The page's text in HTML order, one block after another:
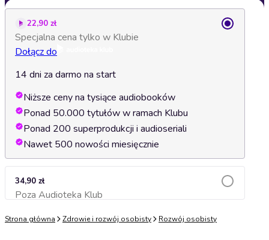
22,90 zł
Specjalna cena tylko w Klubie
Dołącz do
14 dni za darmo na start
Niższe ceny na tysiące audiobooków
Ponad 50.000 tytułów w ramach Klubu
Ponad 200 superprodukcji i audioseriali
Nawet 500 nowości miesięcznie
34,90 zł
Poza Audioteka KlubDodaj do koszyka
Strona główna Zdrowie i rozwój osobisty Rozwój osobisty